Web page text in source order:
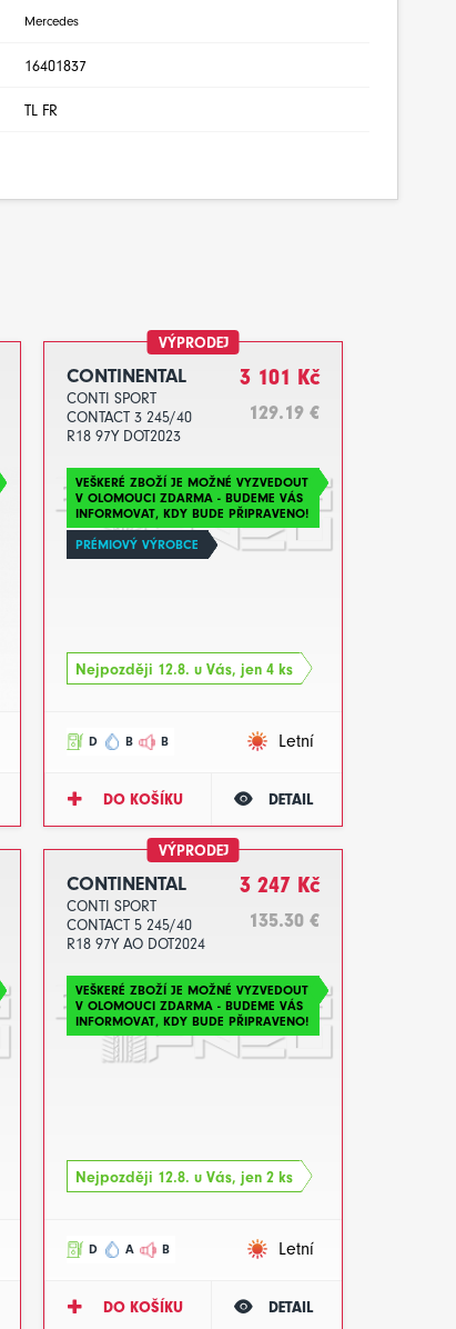
Mercedes
16401837
TL FR
VÝPRODEJ
CONTINENTAL
CONTI SPORT
CONTACT 3 245/40
R18 97Y DOT2023
3 101 Kč
129.19 €
VEŠKERÉ ZBOŽÍ JE MOŽNÉ VYZVEDOUT
V OLOMOUCI ZDARMA - BUDEME VÁS
INFORMOVAT, KDY BUDE PŘIPRAVENO!
PRÉMIOVÝ VÝROBCE
Nejpozději 12.8. u Vás, jen 4 ks
D B B Letní
DO KOŠÍKU DETAIL
VÝPRODEJ
CONTINENTAL
CONTI SPORT
CONTACT 5 245/40
R18 97Y AO DOT2024
3 247 Kč
135.30 €
VEŠKERÉ ZBOŽÍ JE MOŽNÉ VYZVEDOUT
V OLOMOUCI ZDARMA - BUDEME VÁS
INFORMOVAT, KDY BUDE PŘIPRAVENO!
Nejpozději 12.8. u Vás, jen 2 ks
D A B Letní
DO KOŠÍKU DETAIL